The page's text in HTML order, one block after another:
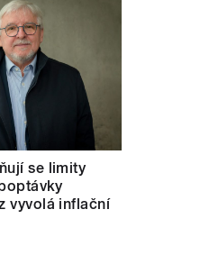
se limity
vyvolá inflační